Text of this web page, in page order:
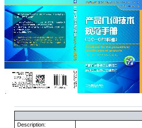
Description: